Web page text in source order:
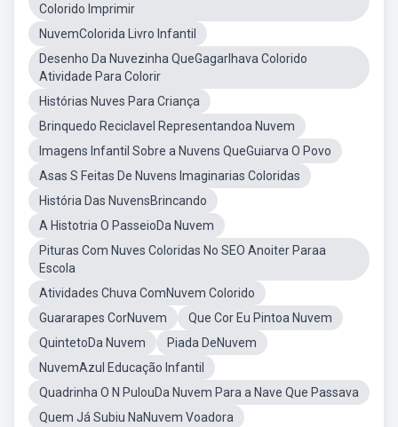
Colorido Imprimir
NuvemColorida Livro Infantil
Desenho Da Nuvezinha QueGagarlhava Colorido
Atividade Para Colorir
Histórias Nuves Para Criança
Brinquedo Reciclavel Representandoa Nuvem
Imagens Infantil Sobre a Nuvens QueGuiarva O Povo
Asas S Feitas De Nuvens Imaginarias Coloridas
História Das NuvensBrincando
A Histotria O PasseioDa Nuvem
Pituras Com Nuves Coloridas No SEO Anoiter Paraa
Escola
Atividades Chuva ComNuvem Colorido
Guararapes CorNuvem
Que Cor Eu Pintoa Nuvem
QuintetoDa Nuvem
Piada DeNuvem
NuvemAzul Educação Infantil
Quadrinha O N PulouDa Nuvem Para a Nave Que Passava
Quem Já Subiu NaNuvem Voadora